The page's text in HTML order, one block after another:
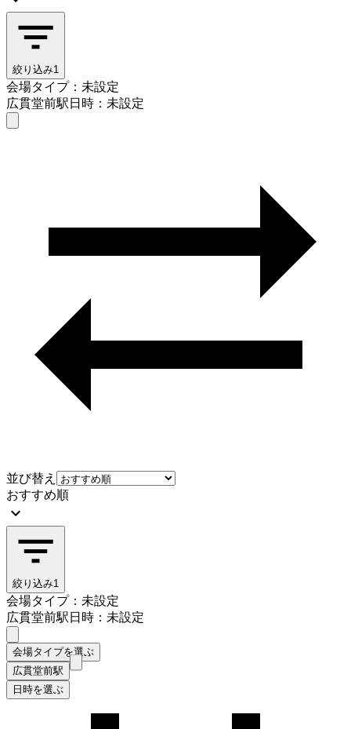
絞り込み1
会場タイプ：未設定
広貫堂前駅日時：未設定
並び替え
おすすめ順
絞り込み1
会場タイプ：未設定
広貫堂前駅日時：未設定
会場タイプを選ぶ
広貫堂前駅
日時を選ぶ